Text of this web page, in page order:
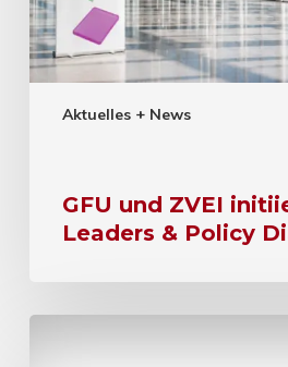
Aktuelles + News
GFU und ZVEI
Leaders & Policy